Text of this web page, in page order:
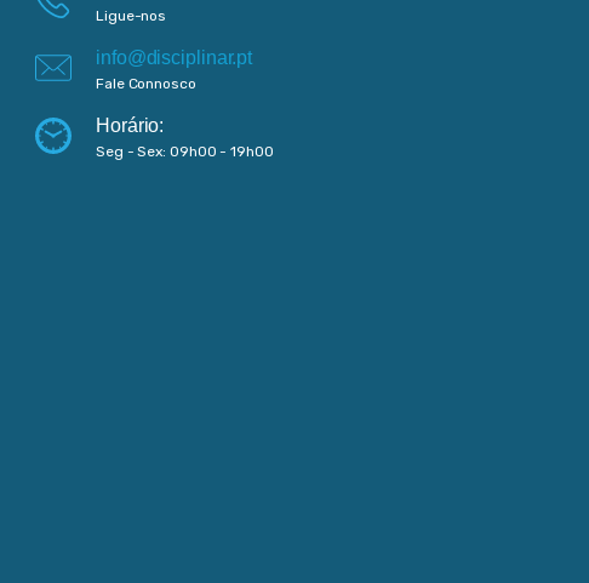
Ligue-nos
info@disciplinar.pt
Fale Connosco
Horário:
Seg - Sex: 09h00 - 19h00